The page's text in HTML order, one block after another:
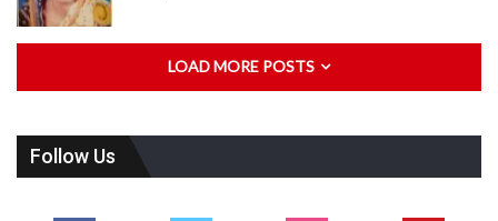
LOAD MORE POSTS
Follow Us